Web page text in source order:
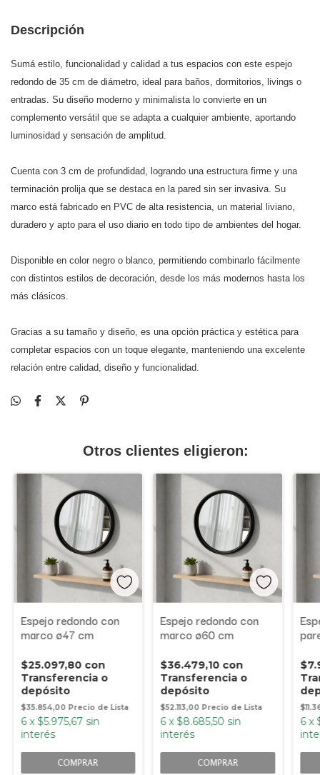
Descripción
Sumá estilo, funcionalidad y calidad a tus espacios con este espejo
redondo de 35 cm de diámetro, ideal para baños, dormitorios, livings o
entradas. Su diseño moderno y minimalista lo convierte en un
complemento versátil que se adapta a cualquier ambiente, aportando
luminosidad y sensación de amplitud.
Cuenta con 3 cm de profundidad, logrando una estructura firme y una
terminación prolija que se destaca en la pared sin ser invasiva. Su
marco está fabricado en PVC de alta resistencia, un material liviano,
duradero y apto para el uso diario en todo tipo de ambientes del hogar.
Disponible en color negro o blanco, permitiendo combinarlo fácilmente
con distintos estilos de decoración, desde los más modernos hasta los
más clásicos.
Gracias a su tamaño y diseño, es una opción práctica y estética para
completar espacios con un toque elegante, manteniendo una excelente
relación entre calidad, diseño y funcionalidad.
Otros clientes eligieron:
Espejo redondo con
marco ø47 cm
$35.854,00
$25.097,80 con
Transferencia o
depósito
6 x $5.975,67 sin
interés
COMPRAR
Espejo redondo con
marco ø60 cm
$52.113,00
$36.479,10 con
Transferencia o
depósito
6 x $8.685,50 sin
interés
COMPRAR
6 x